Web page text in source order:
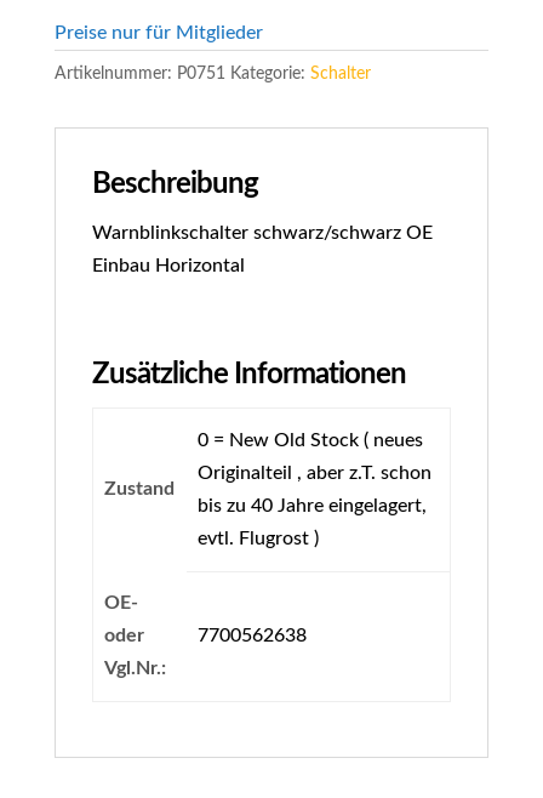
Preise nur für Mitglieder
Artikelnummer: P0751 Kategorie: Schalter
Beschreibung
Warnblinkschalter schwarz/schwarz OE
Einbau Horizontal
Zusätzliche Informationen
Zustand
0 = New Old Stock ( neues
Originalteil , aber z.T. schon
bis zu 40 Jahre eingelagert,
evtl. Flugrost )
OE-
oder
Vgl.Nr.:
7700562638